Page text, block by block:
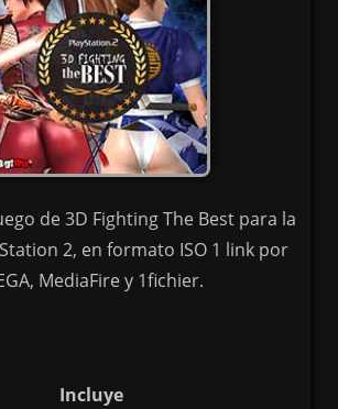
de 3D Fighting The Best para la
2, en formato ISO 1 link por
MediaFire y 1fichier.
Incluye